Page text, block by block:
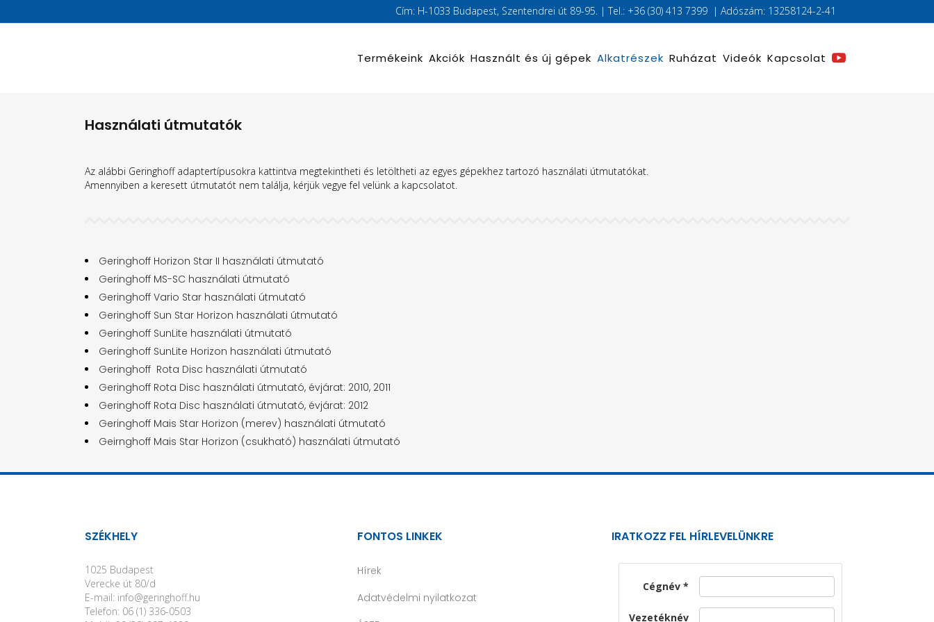
Cím: H-1033 Budapest, Szentendrei út 89-95. | Tel.: +36 (30) 413 7399 | Adószám: 13258124-2-41
Termékeink Akciók Használt és új gépek Alkatrészek Ruházat Videók Kapcsolat
Használati útmutatók
Az alábbi Geringhoff adaptertípusokra kattintva megtekintheti és letöltheti az egyes gépekhez tartozó használati útmutatókat.
Amennyiben a keresett útmutatót nem találja, kérjük vegye fel velünk a kapcsolatot.
Geringhoff Horizon Star II használati útmutató
Geringhoff MS-SC használati útmutató
Geringhoff Vario Star használati útmutató
Geringhoff Sun Star Horizon használati útmutató
Geringhoff SunLite használati útmutató
Geringhoff SunLite Horizon használati útmutató
Geringhoff Rota Disc használati útmutató
Geringhoff Rota Disc használati útmutató, évjárat: 2010, 2011
Geringhoff Rota Disc használati útmutató, évjárat: 2012
Geringhoff Mais Star Horizon (merev) használati útmutató
Geirnghoff Mais Star Horizon (csukható) használati útmutató
SZÉKHELY
1025 Budapest
Verecke út 80/d
E-mail: info@geringhoff.hu
Telefon: 06 (1) 336-0503
FONTOS LINKEK
Hírek
Adatvédelmi nyilatkozat
IRATKOZZ FEL HÍRLEVELÜNKRE
Cégnév
Vezetéknév